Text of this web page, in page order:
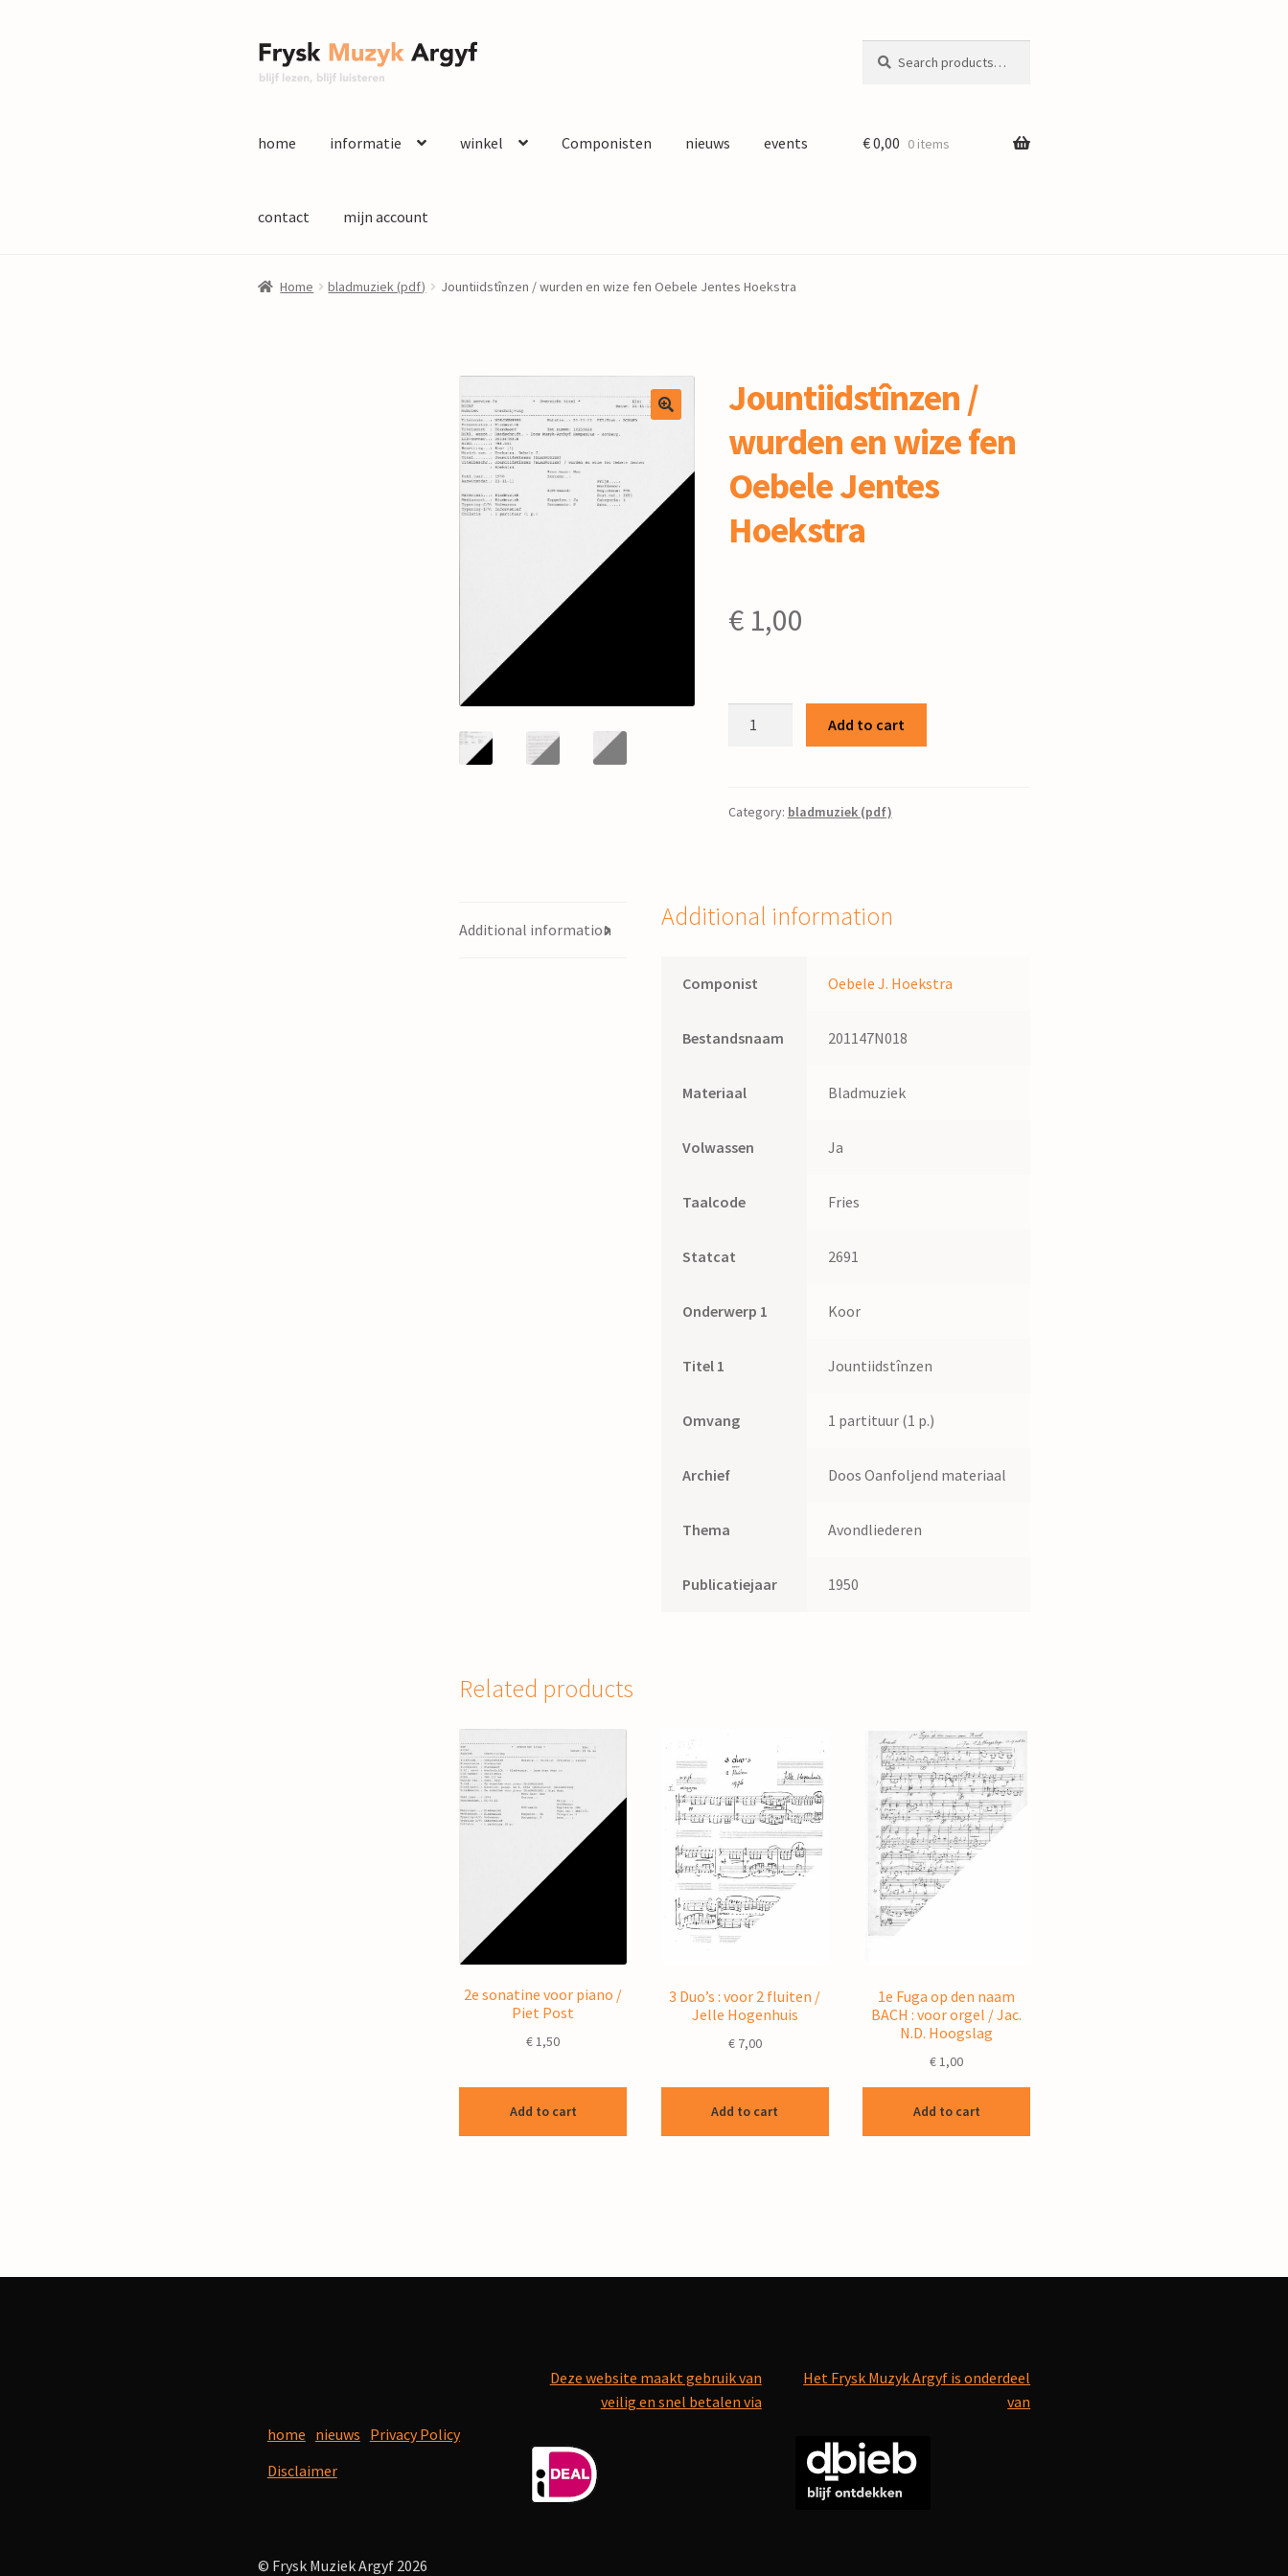
Ga
door
Ga
naar
for:
home informatie winkel Componisten nieuws events
contact mijn account
€0,00 0 items
Home bladmuziek (pdf) Jountiidstînzen / wurden en wize fen Oebele Jentes Hoekstra
Jountiidstînzen /
wurden en wize fen
Oebele Jentes
Hoekstra
€1,00
wize
Hoekstra
quantity
Add to cart
Category: bladmuziek (pdf)
Additional information Additional information
Componist Oebele J. Hoekstra
Bestandsnaam 201147N018
Materiaal Bladmuziek
Volwassen Ja
Taalcode Fries
Statcat 2691
Onderwerp 1 Koor
Titel 1 Jountiidstînzen
Omvang 1 partituur (1 p.)
Archief Doos Oanfoljend materiaal
Thema Avondliederen
Publicatiejaar 1950
Related products
2e sonatine voor piano /
Piet Post
€1,50
Add to cart
3 Duo’s : voor 2 fluiten /
Jelle Hogenhuis
€7,00
Add to cart
1e Fuga op den naam
BACH : voor orgel / Jac.
N.D. Hoogslag
€1,00
Add to cart
home nieuws Privacy Policy
Disclaimer
Deze website maakt gebruik van
veilig en snel betalen via
Het Frysk Muzyk Argyf is onderdeel
van
© Frysk Muziek Argyf 2026